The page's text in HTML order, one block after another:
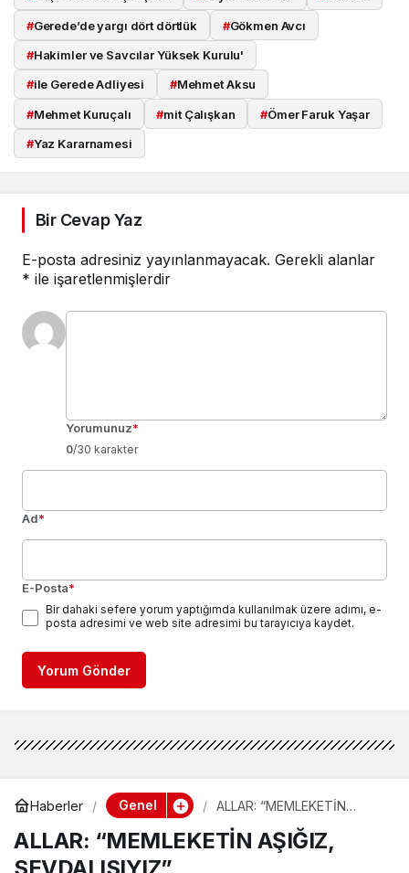
#Gerede’de yargı dört dörtlük #Gökmen Avcı
#Hakimler ve Savcılar Yüksek Kurulu'
#ile Gerede Adliyesi #Mehmet Aksu
#Mehmet Kuruçalı #mit Çalışkan #Ömer Faruk Yaşar
#Yaz Kararnamesi
Bir Cevap Yaz
E-posta adresiniz yayınlanmayacak. Gerekli alanlar
* ile işaretlenmişlerdir
Yorumunuz*
0/30 karakter
Ad*
E-Posta*
Bir dahaki sefere yorum yaptığımda kullanılmak üzere adımı, e-
posta adresimi ve web site adresimi bu tarayıcıya kaydet.
Yorum Gönder
Haberler Genel
ALLAR: “MEMLEKETİN
ALLAR: “MEMLEKETİN AŞIĞIZ,